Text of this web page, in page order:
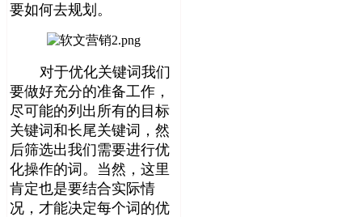
要如何去规划。
对于优化关键词我们
要做好充分的准备工作，
尽可能的列出所有的目标
关键词和长尾关键词，然
后筛选出我们需要进行优
化操作的词。当然，这里
肯定也是要结合实际情
况，才能决定每个词的优